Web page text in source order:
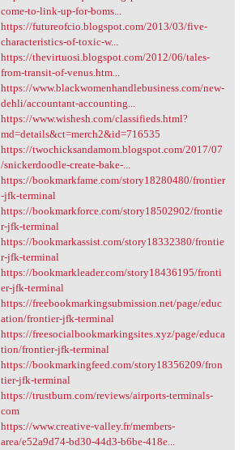
come-to-link-up-for-boms...
https://futureofcio.blogspot.com/2013/03/five-
characteristics-of-toxic-w...
https://thevirtuosi.blogspot.com/2012/06/tales-
from-transit-of-venus.htm...
https://www.blackwomenhandlebusiness.com/new-
dehli/accountant-accounting...
https://www.wishesh.com/classifieds.html?
md=details&ct=merch2&id=716535
https://twochicksandamom.blogspot.com/2017/07
/snickerdoodle-create-bake-...
https://bookmarkfame.com/story18280480/frontier
-jfk-terminal
https://bookmarkforce.com/story18502902/frontie
r-jfk-terminal
https://bookmarkassist.com/story18332380/frontie
r-jfk-terminal
https://bookmarkleader.com/story18436195/fronti
er-jfk-terminal
https://freebookmarkingsubmission.net/page/educ
ation/frontier-jfk-terminal
https://freesocialbookmarkingsites.xyz/page/educa
tion/frontier-jfk-terminal
https://bookmarkingfeed.com/story18356209/fron
tier-jfk-terminal
https://trustburn.com/reviews/airports-terminals-
com
https://www.creative-valley.fr/members-
area/e52a9d74-bd30-44d3-b6be-418e...